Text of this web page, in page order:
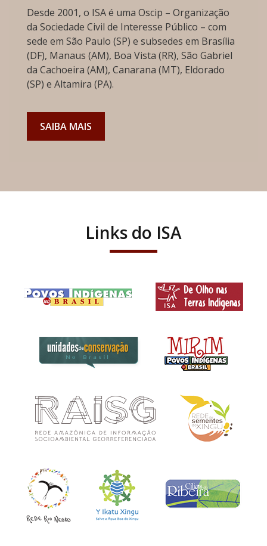
Desde 2001, o ISA é uma Oscip – Organização
da Sociedade Civil de Interesse Público – com
sede em São Paulo (SP) e subsedes em Brasília
(DF), Manaus (AM), Boa Vista (RR), São Gabriel
da Cachoeira (AM), Canarana (MT), Eldorado
(SP) e Altamira (PA).
SAIBA MAIS
Links do ISA